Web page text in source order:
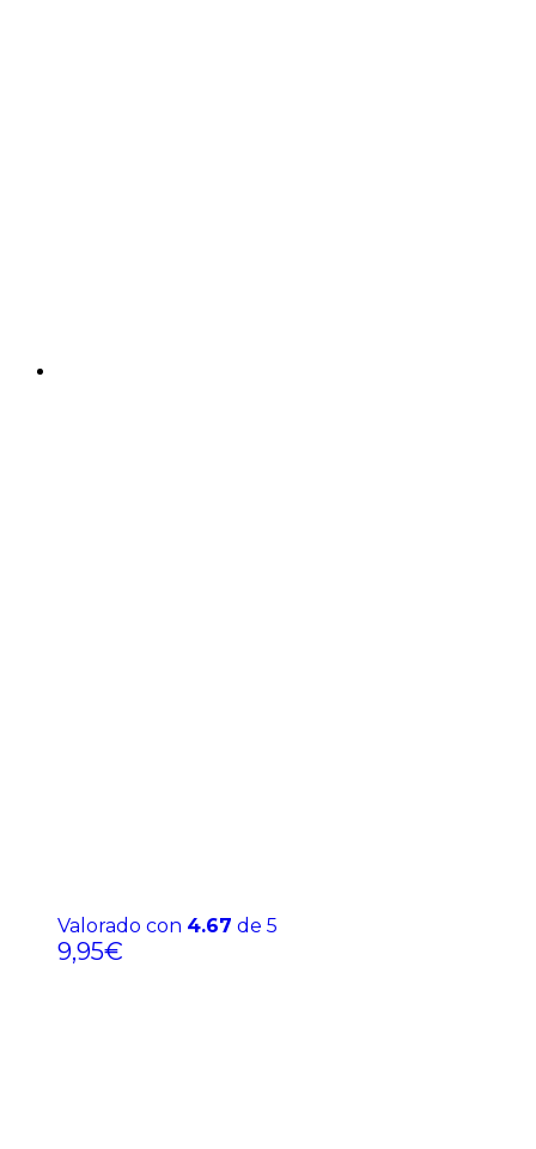
Valorado con 4.67 de 5
9,95€